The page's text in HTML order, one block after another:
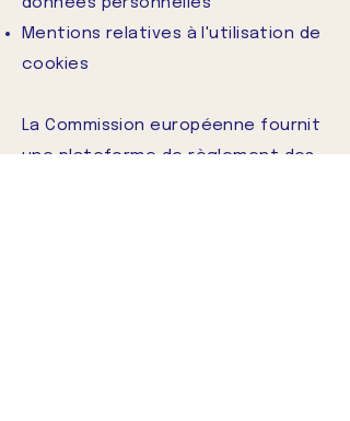
Mentions relatives à l'utilisation de
cookies
La Commission européenne fournit
une plateforme de règlement des